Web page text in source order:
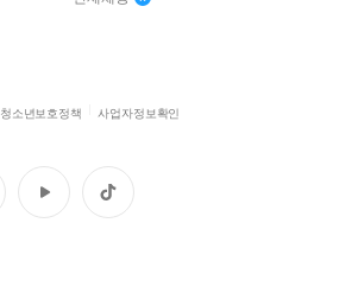
청소년보호정책 사업자정보확인
유
튜
틱
톡